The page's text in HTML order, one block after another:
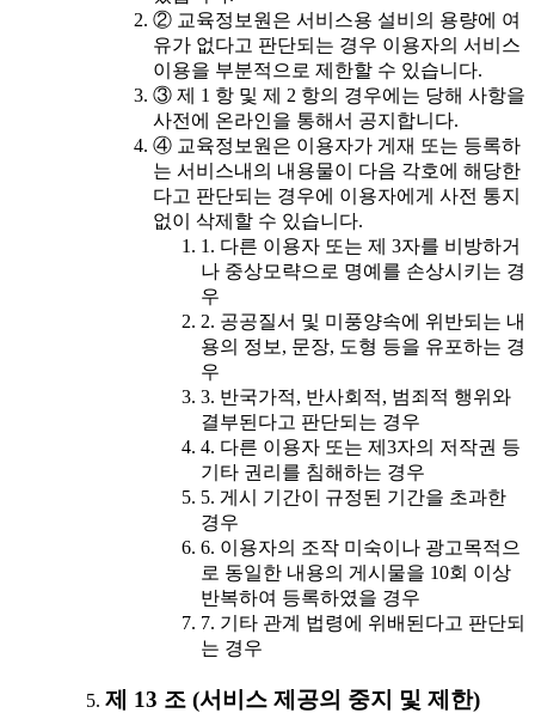
② 교육정보원은 서비스용 설비의 용량에 여
유가 없다고 판단되는 경우 이용자의 서비스
이용을 부분적으로 제한할 수 있습니다.
③ 제 1 항 및 제 2 항의 경우에는 당해 사항을
사전에 온라인을 통해서 공지합니다.
④ 교육정보원은 이용자가 게재 또는 등록하
는 서비스내의 내용물이 다음 각호에 해당한
다고 판단되는 경우에 이용자에게 사전 통지
없이 삭제할 수 있습니다.
1. 다른 이용자 또는 제 3자를 비방하거
나 중상모략으로 명예를 손상시키는 경
우
2. 공공질서 및 미풍양속에 위반되는 내
용의 정보, 문장, 도형 등을 유포하는 경
우
3. 반국가적, 반사회적, 범죄적 행위와
결부된다고 판단되는 경우
4. 다른 이용자 또는 제3자의 저작권 등
기타 권리를 침해하는 경우
5. 게시 기간이 규정된 기간을 초과한
경우
6. 이용자의 조작 미숙이나 광고목적으
로 동일한 내용의 게시물을 10회 이상
반복하여 등록하였을 경우
7. 기타 관계 법령에 위배된다고 판단되
는 경우
제 13 조 (서비스 제공의 중지 및 제한)